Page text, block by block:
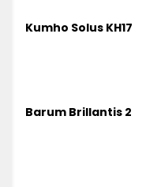
Kumho Solus KH17
Barum Brillantis 2